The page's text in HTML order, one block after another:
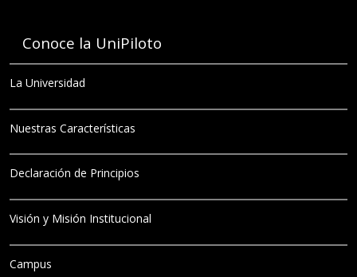
Conoce la UniPiloto
La Universidad
Nuestras Características
Declaración de Principios
Visión y Misión Institucional
Campus